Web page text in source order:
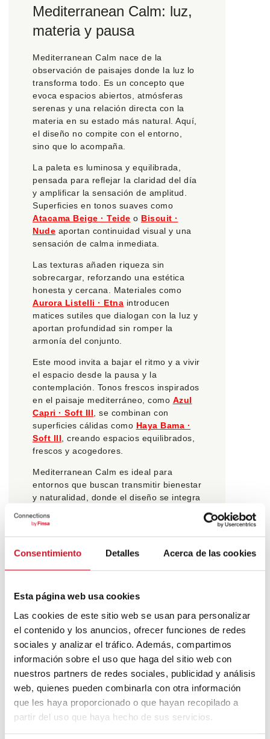
Consentimiento Detalles Acerca de las cookies
Esta página web usa cookies
Las cookies de este sitio web se usan para personalizar
el contenido y los anuncios, ofrecer funciones de redes
sociales y analizar el tráfico. Además, compartimos
información sobre el uso que haga del sitio web con
nuestros partners de redes sociales, publicidad y análisis
web, quienes pueden combinarla con otra información
que les haya proporcionado o que hayan recopilado a
partir del uso que haya hecho de sus servicios.
Mediterranean Calm: luz,
materia y pausa
Mediterranean Calm nace de la
observación de paisajes donde la luz lo
transforma todo. Es un concepto que
evoca espacios abiertos, atmósferas
serenas y una relación directa con la
materia en su estado más natural. Aquí,
el diseño no compite con el entorno,
sino que lo acompaña.
La paleta es luminosa y equilibrada,
pensada para reflejar la claridad del día
y amplificar la sensación de amplitud.
Superficies en tonos suaves como
Atacama Beige · Teide o Biscuit ·
Nude aportan continuidad visual y una
sensación de calma inmediata.
Las texturas añaden riqueza sin
sobrecargar, reforzando una estética
honesta y cercana. Materiales como
Aurora Listelli · Etna introducen
matices sutiles que dialogan con la luz y
aportan profundidad sin romper la
armonía del conjunto.
Este mood invita a bajar el ritmo y a vivir
el espacio desde la pausa y la
contemplación. Tonos frescos inspirados
en el paisaje mediterráneo, como Azul
Capri · Soft III, se combinan con
superficies cálidas como Haya Bama ·
Soft III, creando espacios equilibrados,
frescos y acogedores.
Mediterranean Calm es ideal para
entornos que buscan transmitir bienestar
y naturalidad, donde el diseño se integra
Espacios que se sienten ligeros,
luminosos y atemporales.
Un concepto que celebra la sencillez
bien entendida y la belleza que surge
su equilibrio.